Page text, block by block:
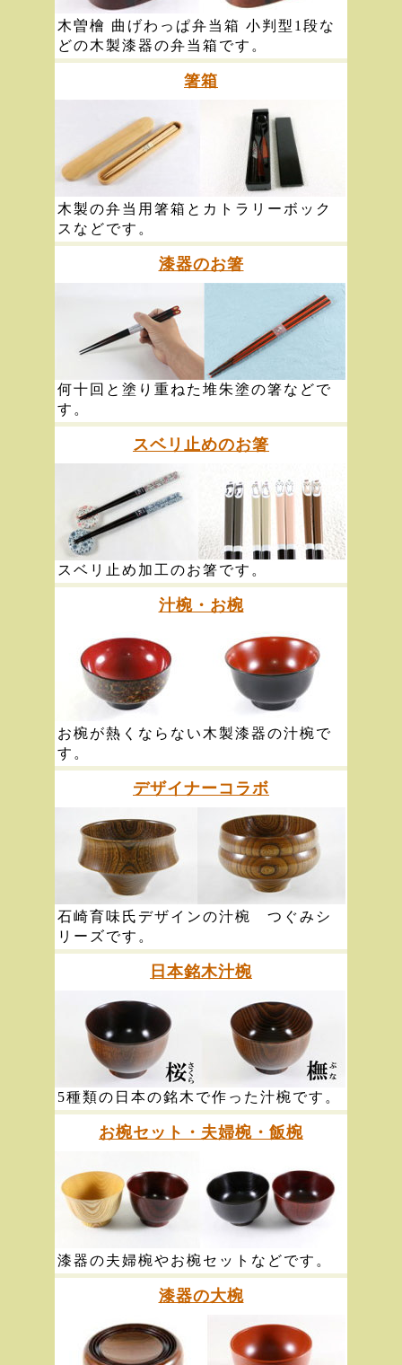
木曽檜 曲げわっぱ弁当箱 小判型1段な
どの木製漆器の弁当箱です。
箸箱
木製の弁当用箸箱とカトラリーボック
スなどです。
漆器のお箸
何十回と塗り重ねた堆朱塗の箸などで
す。
スベリ止めのお箸
スベリ止め加工のお箸です。
汁椀・お椀
お椀が熱くならない木製漆器の汁椀で
す。
デザイナーコラボ
石崎育味氏デザインの汁椀 つぐみシ
リーズです。
日本銘木汁椀
5種類の日本の銘木で作った汁椀です。
お椀セット・夫婦椀・飯椀
漆器の夫婦椀やお椀セットなどです。
漆器の大椀